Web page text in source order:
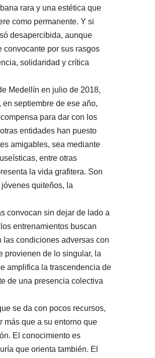
rara y una estética que
como permanente. Y si
desapercibida, aunque
convocante por sus rasgos
solidaridad y crítica
Medellín en julio de 2018,
septiembre de ese año,
para dar con los
entidades han puesto
amigables, sea mediante
entre otras
la vida grafitera. Son
quiteños, la
convocan sin dejar de lado a
entrenamientos buscan
las condiciones adversas con
provienen de lo singular, la
amplifica la trascendencia de
de una presencia colectiva
se da con pocos recursos,
más que a su entorno que
El conocimiento es
que orienta también. El